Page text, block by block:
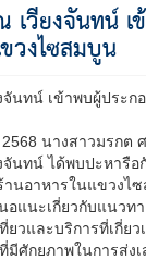
เวียงจันทน์
วงไซสมบูน
จันทน์ เข้าพบผู้ประก
นางสาวมรกต
จันทน์ ได้พบปะหารือ
านอาหารในแขวงไ
อแนะเกี่ยวกับแนวท
ยวและบริการที่เกี่ย
ศักยภาพในการส่ง